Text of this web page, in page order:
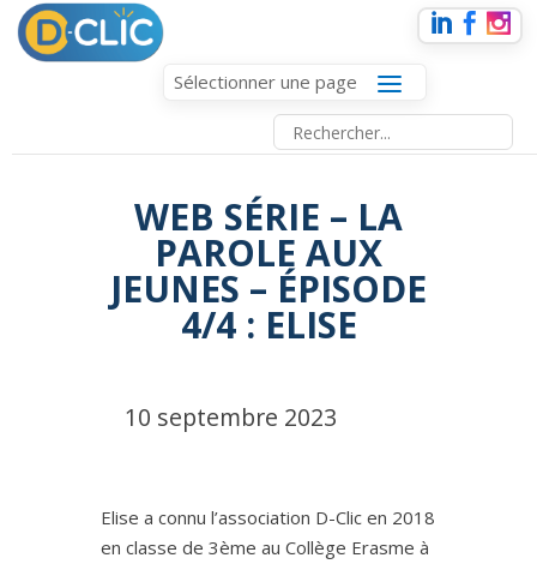
Sélectionner une page
WEB SÉRIE – LA
PAROLE AUX
JEUNES – ÉPISODE
4/4 : ELISE
10 septembre 2023
Elise a connu l’association D-Clic en 2018
en classe de 3ème au Collège Erasme à